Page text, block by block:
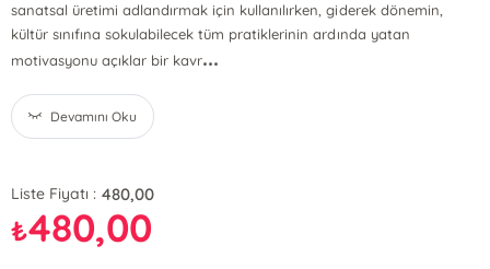
sanatsal üretimi adlandırmak için kullanılırken, giderek dönemin,
kültür sınıfına sokulabilecek tüm pratiklerinin ardında yatan
motivasyonu açıklar bir kavr...
Devamını Oku
Liste Fiyatı : 480,00
₺480,00